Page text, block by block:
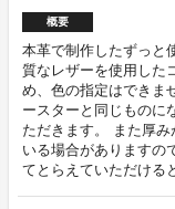
概要
本革で制作したずっと
質なレザーを使用した
め、色の指定はできま
ースターと同じものに
ただきます。 また厚
いる場合がありますの
てとらえていただける